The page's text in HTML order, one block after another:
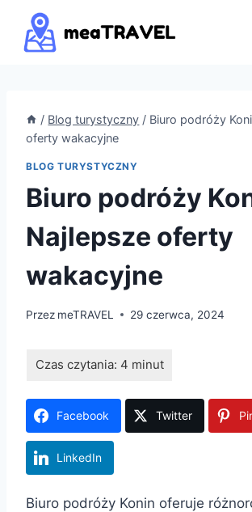
Przejdź
treści
/ Blog turystyczny / Biuro podróży
oferty wakacyjne
BLOG TURYSTYCZNY
Biuro podróży
Najlepsze oferty
wakacyjne
Przez meTRAVEL 29 czerwca, 2024
Facebook Twitter
LinkedIn
Biuro podróży Konin oferuje